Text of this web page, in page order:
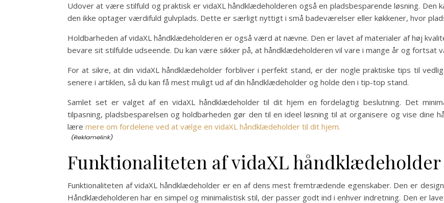
Udover at være stilfuld og praktisk er vidaXL håndklædeholderen også en pladsbesparende løsning.
den ikke optager værdifuld gulvplads. Dette er særligt nyttigt i små badeværelser eller køkkener, hvor
Holdbarheden af vidaXL håndklædeholderen er også værd at nævne. Den er lavet af materialer af høj
bevare sit stilfulde udseende. Du kan være sikker på, at håndklædeholderen vil vare i mange år og
For at sikre, at din vidaXL håndklædeholder forbliver i perfekt stand, er der nogle praktiske tips til
senere i artiklen, så du kan få mest muligt ud af din håndklædeholder og holde den i tip-top stand.
Samlet set er valget af en vidaXL håndklædeholder til dit hjem en fordelagtig beslutning. Det
tilpasning, pladsbesparelsen og holdbarheden gør den til en ideel løsning til at organisere og vise
lære mere om fordelene ved at vælge en vidaXL håndklædeholder til dit hjem.
Funktionaliteten af vidaXL håndklædeholder
Funktionaliteten af vidaXL håndklædeholder er en af dens mest fremtrædende egenskaber. Den er
Håndklædeholderen har en simpel og minimalistisk stil, der passer godt ind i enhver indretning. Den er